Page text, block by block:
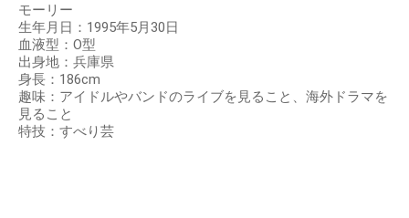
モーリー
生年月日：1995年5月30日
血液型：O型
出身地：兵庫県
身長：186cm
趣味：アイドルやバンドのライブを見ること、海外ドラマを
見ること
特技：すべり芸